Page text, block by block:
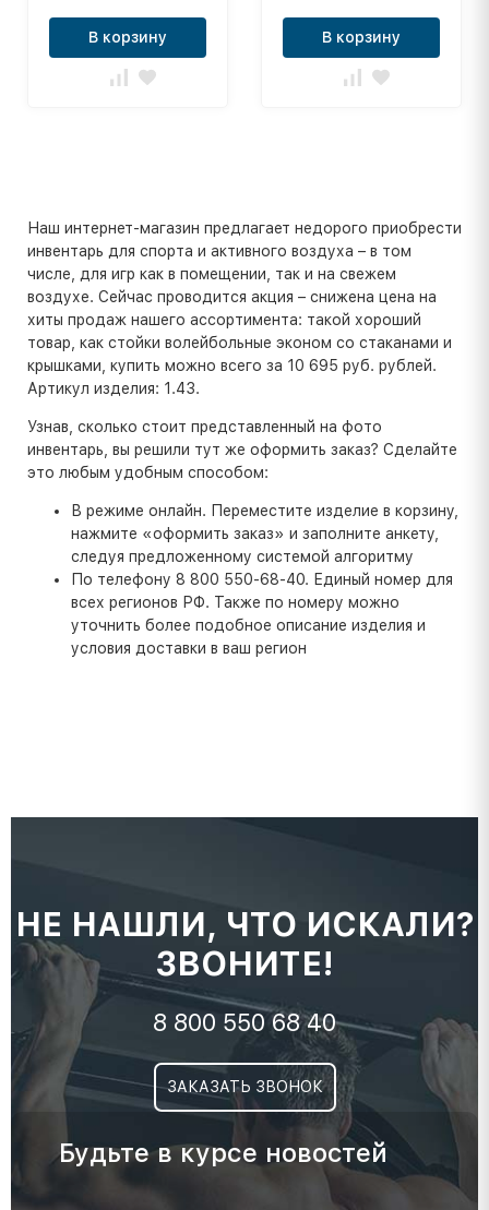
В корзину В корзину
Наш интернет-магазин предлагает недорого приобрести
инвентарь для спорта и активного воздуха – в том
числе, для игр как в помещении, так и на свежем
воздухе. Сейчас проводится акция – снижена цена на
хиты продаж нашего ассортимента: такой хороший
товар, как стойки волейбольные эконом со стаканами и
крышками, купить можно всего за 10 695 руб. рублей.
Артикул изделия: 1.43.
Узнав, сколько стоит представленный на фото
инвентарь, вы решили тут же оформить заказ? Сделайте
это любым удобным способом:
В режиме онлайн. Переместите изделие в корзину,
нажмите «оформить заказ» и заполните анкету,
следуя предложенному системой алгоритму
По телефону 8 800 550-68-40. Единый номер для
всех регионов РФ. Также по номеру можно
уточнить более подобное описание изделия и
условия доставки в ваш регион
НЕ НАШЛИ, ЧТО ИСКАЛИ?
ЗВОНИТЕ!
8 800 550 68 40
ЗАКАЗАТЬ ЗВОНОК
Будьте в курсе новостей